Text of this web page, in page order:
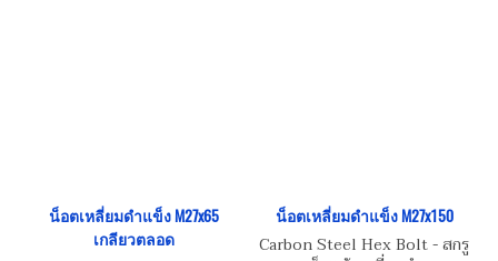
น็อตเหลี่ยมดำแข็ง M27x65
เกลียวตลอด
น็อตเหลี่ยมดำแข็ง M27x150
Carbon Steel Hex Bolt - สกรู